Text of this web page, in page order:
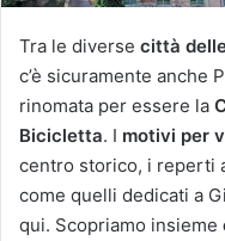
Tra le diverse città
c’è sicuramente anche
rinomata per essere la
Bicicletta. I motivi per
centro storico, i reperti
come quelli dedicati a
qui. Scopriamo insieme